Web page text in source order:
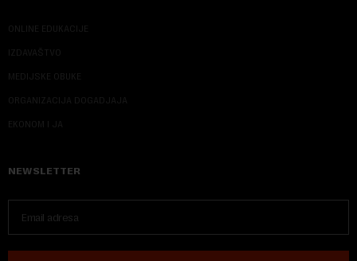
ONLINE EDUKACIJE
IZDAVAŠTVO
MEDIJSKE OBUKE
ORGANIZACIJA DOGADJAJA
EKONOM I JA
NEWSLETTER